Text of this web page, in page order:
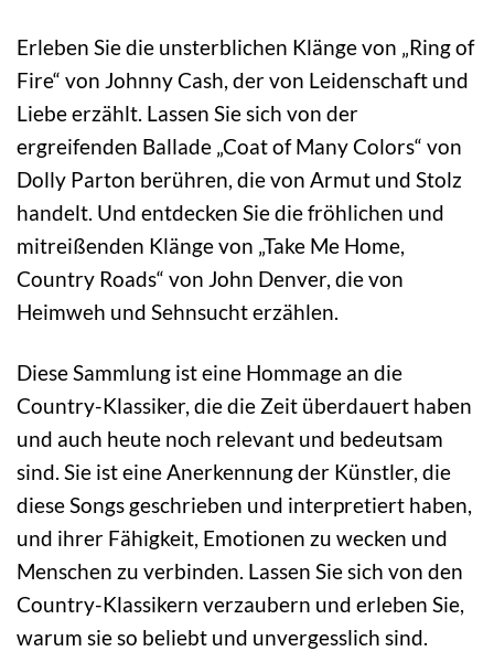
Erleben Sie die unsterblichen Klänge von „Ring of
Fire“ von Johnny Cash, der von Leidenschaft und
Liebe erzählt. Lassen Sie sich von der
ergreifenden Ballade „Coat of Many Colors“ von
Dolly Parton berühren, die von Armut und Stolz
handelt. Und entdecken Sie die fröhlichen und
mitreißenden Klänge von „Take Me Home,
Country Roads“ von John Denver, die von
Heimweh und Sehnsucht erzählen.
Diese Sammlung ist eine Hommage an die
Country-Klassiker, die die Zeit überdauert haben
und auch heute noch relevant und bedeutsam
sind. Sie ist eine Anerkennung der Künstler, die
diese Songs geschrieben und interpretiert haben,
und ihrer Fähigkeit, Emotionen zu wecken und
Menschen zu verbinden. Lassen Sie sich von den
Country-Klassikern verzaubern und erleben Sie,
warum sie so beliebt und unvergesslich sind.